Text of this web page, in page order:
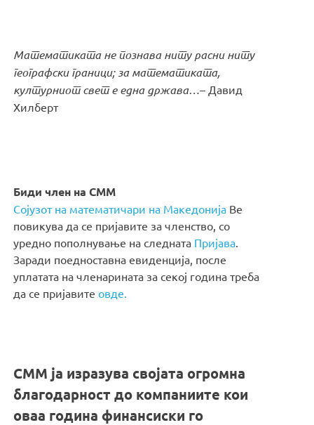
Математиката не познава ниту расни ниту
географски граници; за математиката,
културниот свет е една држава…– Давид
Хилберт
Биди член на СММ
Сојузот на математичари на Македонија Ве
повикува да се пријавите за членство, со
уредно пополнување на следната Пријава
Заради поедноставна евиденција, после
уплатата на членарината за секој година треба
да се пријавитеовде.
СММ ја изразува својата огромна
благодарност до компаниите кои
оваа година финансиски го